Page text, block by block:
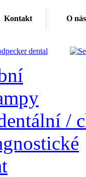
Kontakt O nás
/